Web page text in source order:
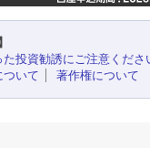
た投資勧誘にご注意くださ
ついて
著作権について